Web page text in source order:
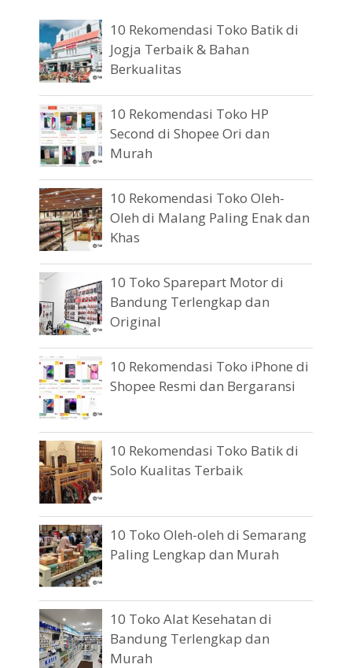
10 Rekomendasi Toko Batik di
Jogja Terbaik & Bahan
Berkualitas
10 Rekomendasi Toko HP
Second di Shopee Ori dan
Murah
10 Rekomendasi Toko Oleh-
Oleh di Malang Paling Enak dan
Khas
10 Toko Sparepart Motor di
Bandung Terlengkap dan
Original
10 Rekomendasi Toko iPhone di
Shopee Resmi dan Bergaransi
10 Rekomendasi Toko Batik di
Solo Kualitas Terbaik
10 Toko Oleh-oleh di Semarang
Paling Lengkap dan Murah
10 Toko Alat Kesehatan di
Bandung Terlengkap dan
Murah